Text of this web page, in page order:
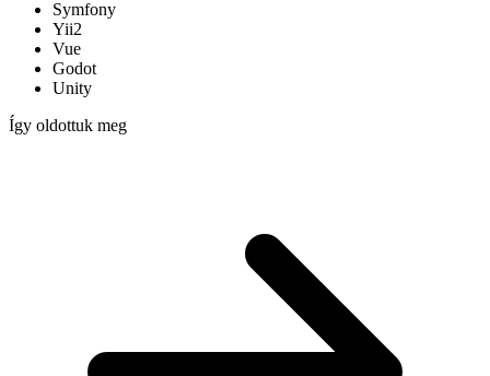
Symfony
Yii2
Vue
Godot
Unity
Így oldottuk meg